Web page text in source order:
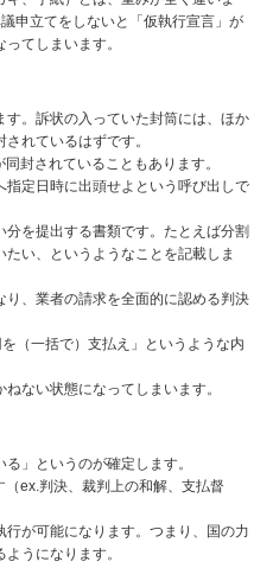
申立てをしないと「仮執行宣言」が
てしまいます。
。訴状の入っていた封筒には、ほか
れているはずです。
封されていることもあります。
定日時に出頭せよという呼び出しで
を提出する書類です。たとえば分割
い、というようなことを記載しま
り、業者の請求を全面的に認める判決
（一括で）支払え」というような内
ない状態になってしまいます。
」というのが確定します。
（ex.判決、裁判上の和解、支払督
が可能になります。つまり、国の力
うになります。